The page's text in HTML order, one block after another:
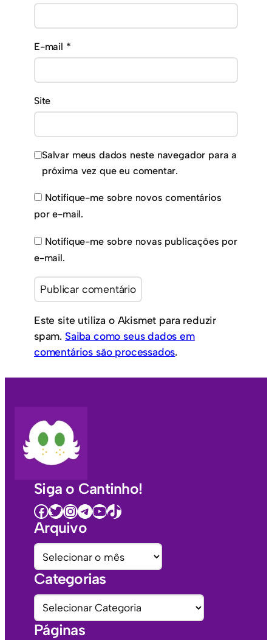
E-mail *
Site
Salvar meus dados neste navegador para a
próxima vez que eu comentar.
Notifique-me sobre novos comentários
por e-mail.
Notifique-me sobre novas publicações por
e-mail.
Este site utiliza o Akismet para reduzir
spam. Saiba como seus dados em
comentários são processados.
Siga o Cantinho!
Facebook Twitter InstagramTelegramYoutube TikTok
Arquivo
A
r
q
u
v
Categorias
C
a
tPáginas